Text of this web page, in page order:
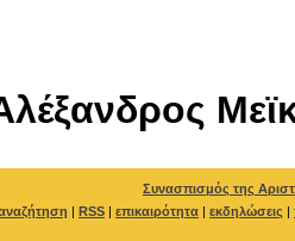
Συνασπισμός της
| RSS | επικαιρότητα | εκδηλώσεις |